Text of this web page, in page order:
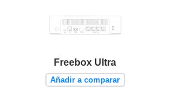
Freebox Ultra
Añadir a comparar